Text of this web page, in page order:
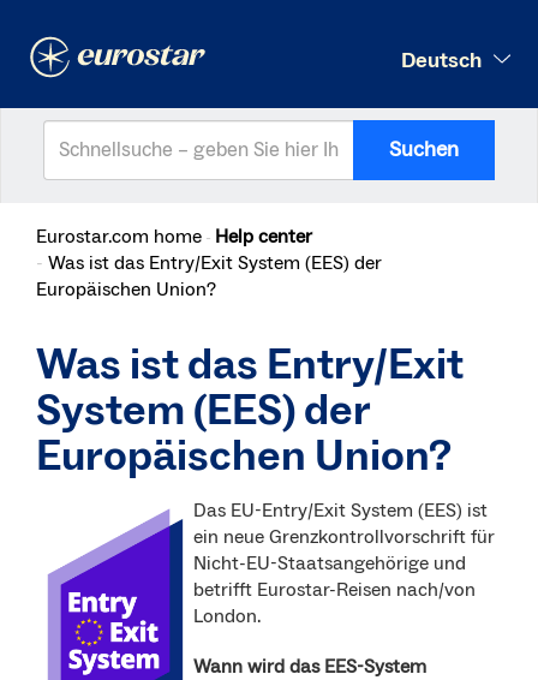
Deutsch
Suchen
Eurostar.com home Help center
Was ist das Entry/Exit System (EES) der
Europäischen Union?
Was ist das Entry/Exit
System (EES) der
Europäischen Union?
Das EU-Entry/Exit System (EES) ist
ein neue Grenzkontrollvorschrift für
Nicht-EU-Staatsangehörige und
betrifft Eurostar-Reisen nach/von
London.
Wann wird das EES-System